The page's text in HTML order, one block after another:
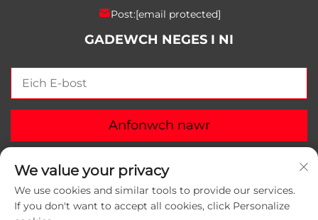
Post:[email protected]
GADEWCH NEGES I NI
Anfonwch nawr
Hawlfraint © 2026 Cwmni Deunyddiau Pecynnu Suzhou
We value your privacy
We use cookies and similar tools to provide our services.
If you don't want to accept all cookies, click Personalize